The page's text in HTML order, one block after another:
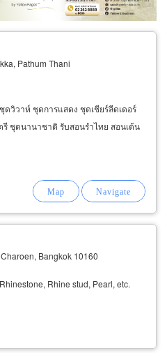
Service Business
Pathum Thani
วิวาห์ ชุดการแสดง ชุดเชียร์ลีดเดอร์
ชุดนานาชาติ รับสอนรำไทย สอนเต้น
Bangkok 10160
Rhine stud, Pearl, etc.